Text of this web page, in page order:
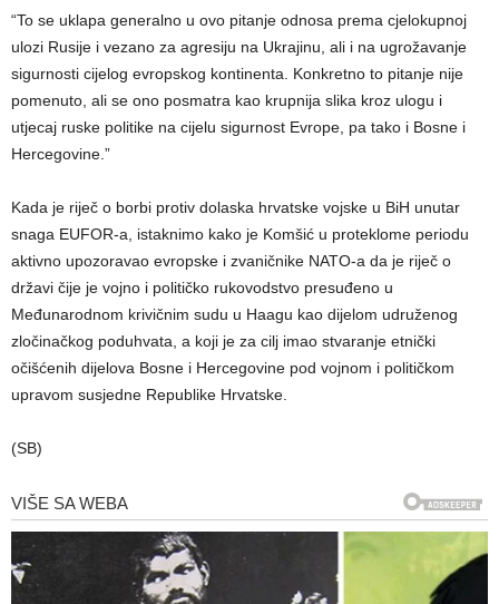
“To se uklapa generalno u ovo pitanje odnosa prema cjelokupnoj
ulozi Rusije i vezano za agresiju na Ukrajinu, ali i na ugrožavanje
sigurnosti cijelog evropskog kontinenta. Konkretno to pitanje nije
pomenuto, ali se ono posmatra kao krupnija slika kroz ulogu i
utjecaj ruske politike na cijelu sigurnost Evrope, pa tako i Bosne i
Hercegovine.”
Kada je riječ o borbi protiv dolaska hrvatske vojske u BiH unutar
snaga EUFOR-a, istaknimo kako je Komšić u proteklome periodu
aktivno upozoravao evropske i zvaničnike NATO-a da je riječ o
državi čije je vojno i političko rukovodstvo presuđeno u
Međunarodnom krivičnim sudu u Haagu kao dijelom udruženog
zločinačkog poduhvata, a koji je za cilj imao stvaranje etnički
očišćenih dijelova Bosne i Hercegovine pod vojnom i političkom
upravom susjedne Republike Hrvatske.
(SB)